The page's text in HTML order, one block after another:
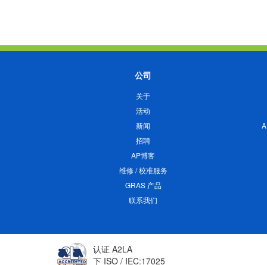
公司
关于
活动
新闻
招聘
AP博客
维修 / 校准服务
GRAS 产品
联系我们
认证 A2LA
下 ISO / IEC:17025